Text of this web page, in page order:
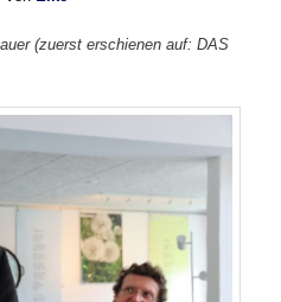
(zuerst erschienen auf: DAS